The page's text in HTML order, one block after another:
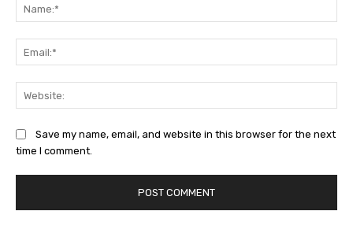
Save my name, email, and website in this browser for the next
time I comment.